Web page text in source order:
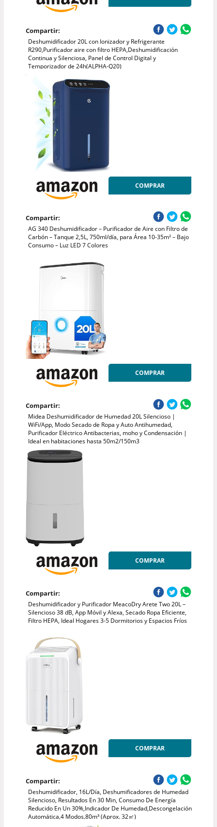
Compartir:
Deshumidificador 20L con Ionizador y Refrigerante
R290,Purificador aire con filtro HEPA,Deshumidificación
Continua y Silenciosa, Panel de Control Digital y
Temporizador de 24h(ALPHA-Q20)
COMPRAR
Compartir:
AG 340 Deshumidificador – Purificador de Aire con Filtro de
Carbón – Tanque 2,5L, 750ml/día, para Área 10-35m² – Bajo
Consumo – Luz LED 7 Colores
COMPRAR
Compartir:
Midea Deshumidificador de Humedad 20L Silencioso |
WiFi/App, Modo Secado de Ropa y Auto Antihumedad,
Purificador Eléctrico Antibacterias, moho y Condensación |
Ideal en habitaciones hasta 50m2/150m3
COMPRAR
Compartir:
Deshumidificador y Purificador MeacoDry Arete Two 20L –
Silencioso 38 dB, App Móvil y Alexa, Secado Ropa Eficiente,
Filtro HEPA, Ideal Hogares 3-5 Dormitorios y Espacios Fríos
COMPRAR
Compartir:
Deshumidificador, 16L/Día, Deshumificadores de Humedad
Silencioso, Resultados En 30 Min, Consumo De Energía
Reducido En Un 30%,Indicador De Humedad,Descongelación
Automática,4 Modos,80m³ (Aprox. 32㎡)